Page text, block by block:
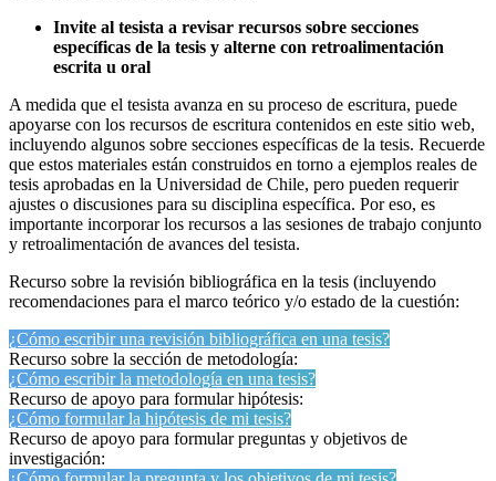
Invite al tesista a revisar recursos sobre secciones
específicas de la tesis y alterne con retroalimentación
escrita u oral
A medida que el tesista avanza en su proceso de escritura, puede
apoyarse con los recursos de escritura contenidos en este sitio web,
incluyendo algunos sobre secciones específicas de la tesis. Recuerde
que estos materiales están construidos en torno a ejemplos reales de
tesis aprobadas en la Universidad de Chile, pero pueden requerir
ajustes o discusiones para su disciplina específica. Por eso, es
importante incorporar los recursos a las sesiones de trabajo conjunto
y retroalimentación de avances del tesista.
Recurso sobre la revisión bibliográfica en la tesis (incluyendo
recomendaciones para el marco teórico y/o estado de la cuestión:
¿Cómo escribir una revisión bibliográfica en una tesis?
Recurso sobre la sección de metodología:
¿Cómo escribir la metodología en una tesis?
Recurso de apoyo para formular hipótesis:
¿Cómo formular la hipótesis de mi tesis?
Recurso de apoyo para formular preguntas y objetivos de
investigación: